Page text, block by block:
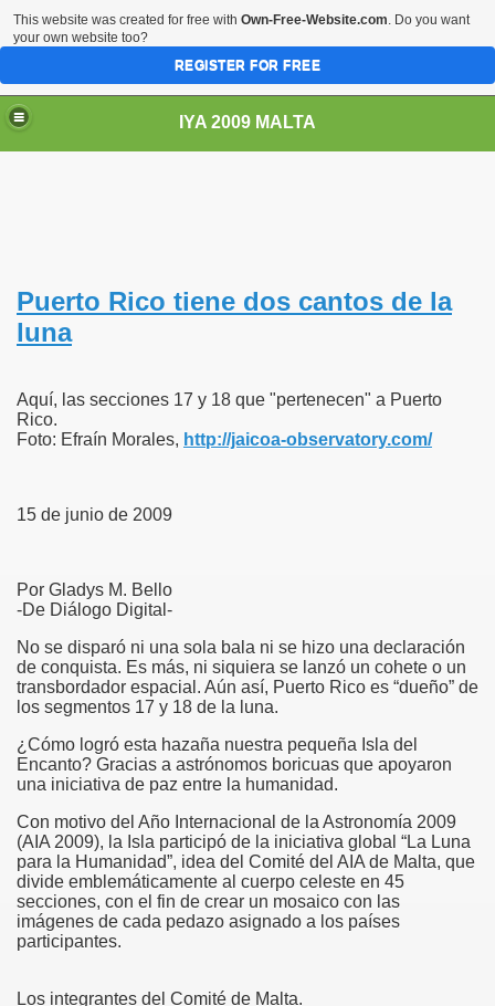
IYA 2009 MALTA
Puerto Rico tiene dos cantos de la
luna
Aquí, las secciones 17 y 18 que "pertenecen" a Puerto
Rico.
Foto: Efraín Morales, http://jaicoa-observatory.com/
15 de junio de 2009
Por Gladys M. Bello
-De Diálogo Digital-
No se disparó ni una sola bala ni se hizo una declaración
de conquista. Es más, ni siquiera se lanzó un cohete o un
transbordador espacial. Aún así, Puerto Rico es “dueño” de
los segmentos 17 y 18 de la luna.
¿Cómo logró esta hazaña nuestra pequeña Isla del
Encanto? Gracias a astrónomos boricuas que apoyaron
una iniciativa de paz entre la humanidad.
Con motivo del Año Internacional de la Astronomía 2009
(AIA 2009), la Isla participó de la iniciativa global “La Luna
para la Humanidad”, idea del Comité del AIA de Malta, que
divide emblemáticamente al cuerpo celeste en 45
secciones, con el fin de crear un mosaico con las
imágenes de cada pedazo asignado a los países
participantes.
Los integrantes del Comité de Malta.
- Malta
This website was created for free with Own-Free-Website.com. Do you want
your own website too?
REGISTER FOR FREE